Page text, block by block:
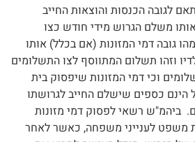
לגובה הכנסות והוצאות החייב
משלם הגרוש מידי חודש כצו
גובה דמי המזונות (אם בכלל) אותו
וזהו תשלום המתווסף לצו התשלומים
וכי דמי המזונות שיפסוק בית
כספים שישלם החייב לגרושתו
ביהמ"ש רשאי לפסוק דמי מזונות
משפט לענייני משפחה, כאשר לאחר